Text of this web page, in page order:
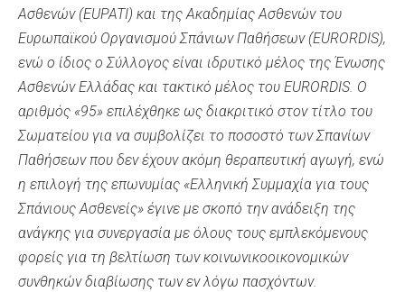
Ασθενών (EUPATI) και της Ακαδημίας Ασθενών του
Ευρωπαϊκού Οργανισμού Σπάνιων Παθήσεων (EURORDIS),
ενώ ο ίδιος ο Σύλλογος είναι ιδρυτικό μέλος της Ένωσης
Ασθενών Ελλάδας και τακτικό μέλος του EURORDIS. Ο
αριθμός «95» επιλέχθηκε ως διακριτικό στον τίτλο του
Σωματείου για να συμβολίζει το ποσοστό των Σπανίων
Παθήσεων που δεν έχουν ακόμη θεραπευτική αγωγή, ενώ
η επιλογή της επωνυμίας «Ελληνική Συμμαχία για τους
Σπάνιους Ασθενείς» έγινε με σκοπό την ανάδειξη της
ανάγκης για συνεργασία με όλους τους εμπλεκόμενους
φορείς για τη βελτίωση των κοινωνικοοικονομικών
συνθηκών διαβίωσης των εν λόγω πασχόντων.